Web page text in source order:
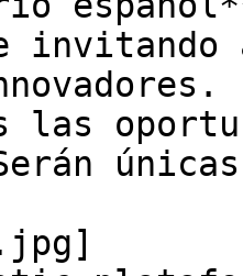
invitando
las